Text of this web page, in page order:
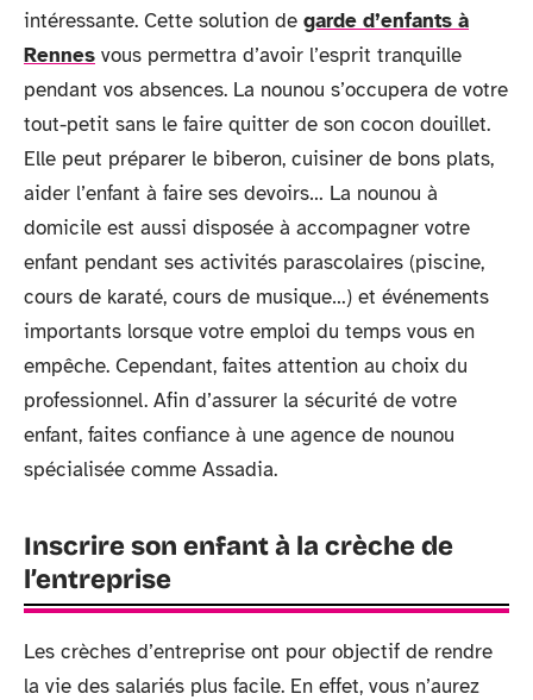
intéressante. Cette solution de garde d’enfants à
Rennes vous permettra d’avoir l’esprit tranquille
pendant vos absences. La nounou s’occupera de votre
tout-petit sans le faire quitter de son cocon douillet.
Elle peut préparer le biberon, cuisiner de bons plats,
aider l’enfant à faire ses devoirs… La nounou à
domicile est aussi disposée à accompagner votre
enfant pendant ses activités parascolaires (piscine,
cours de karaté, cours de musique…) et événements
importants lorsque votre emploi du temps vous en
empêche. Cependant, faites attention au choix du
professionnel. Afin d’assurer la sécurité de votre
enfant, faites confiance à une agence de nounou
spécialisée comme Assadia.
Inscrire son enfant à la crèche de
l’entreprise
Les crèches d’entreprise ont pour objectif de rendre
la vie des salariés plus facile. En effet, vous n’aurez